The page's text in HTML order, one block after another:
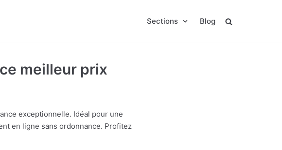
Sections Blog
meilleur prix
exceptionnelle. Idéal pour une
en ligne sans ordonnance. Profitez